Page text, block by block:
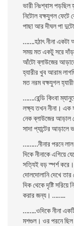
ভারী নিঃশ্বাস
নিটোল বক্ষযুগল ফেটে
পাছা আর দীঘল পা
…….হঠাৎ নীনা একটা
সময় মত একটু সরে
আঁটো ব্লাউজের আড়ালে
হ্যারীর খুব আরাম
মত নরম বক্ষযুগল
…….রেন্ডি কিংবা
লক্ষ্য তখন নীনা। এক
নেক ব্লাউজের আড়াল
সাদা প্যান্টের
………নীনার পরনে লাল
দিকে নীনাকে এগিয়ে
সত্যিই বড় স্পর্শ করে।
দোলদোলানি দেখে তার
দিক থেকে দৃষ্টি সরিয়ে
করার জন্য। ……..
……..ওদিকে নীনা একটি
মশগুল। ওর পরনে ছিল